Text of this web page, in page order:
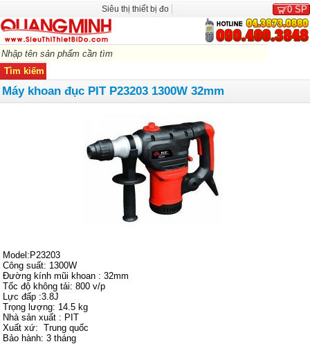
Siêu thị thiết bị đo 0 SP
Máy khoan đục PIT P23203 1300W 32mm
Model:P23203
Công suất: 1300W
Đường kính mũi khoan : 32mm
Tốc độ không tải: 800 v/p
Lực đấp :3.8J
Trọng lượng: 14.5 kg
Nhà sản xuất : PIT
Xuất xứ: Trung quốc
Bảo hành: 3 tháng